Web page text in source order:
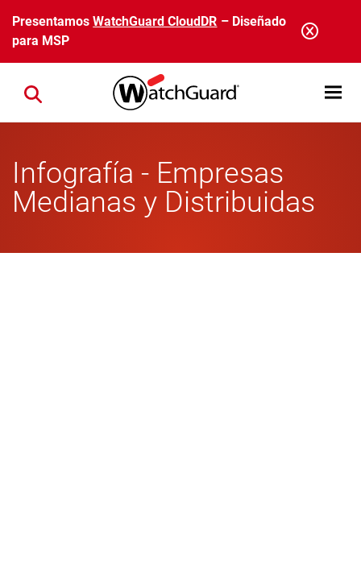
Pasar al contenido principal
PresentamosWatchGuard CloudDR – Diseñado
para MSP
Open
Close search
Infografía - Empresas
Medianas y Distribuidas